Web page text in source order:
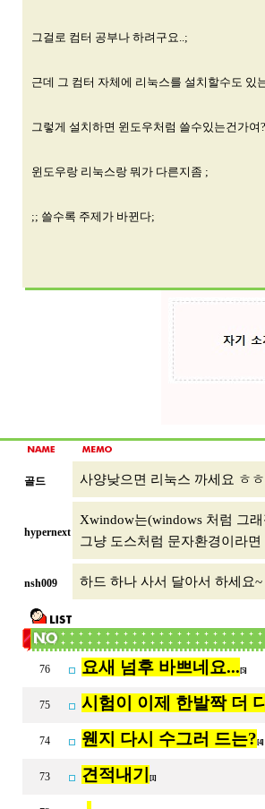
그걸로 컴터 공부나 하려구요..;
근데 그 컴터 자체에 리눅스를 설치할수도 있
그렇게 설치하면 윈도우처럼 쓸수있는건가여
윈도우랑 리눅스랑 뭐가 다른지좀 ;
;; 쓸수록 주제가 바뀐다;
골드 사양낮으면 리눅스 까세요 ㅎ
hypernext
Xwindow는(windows 처럼 그
그냥 도스처럼 문자환경이라면
nsh009 하드 하나 사서 달아서 하세요
76 요새 넘후 바쁘네요... [5]
75 시험이 이제 한발짝 더
74 웬지 다시 수그러 드는? [4]
73 견적내기 [1]